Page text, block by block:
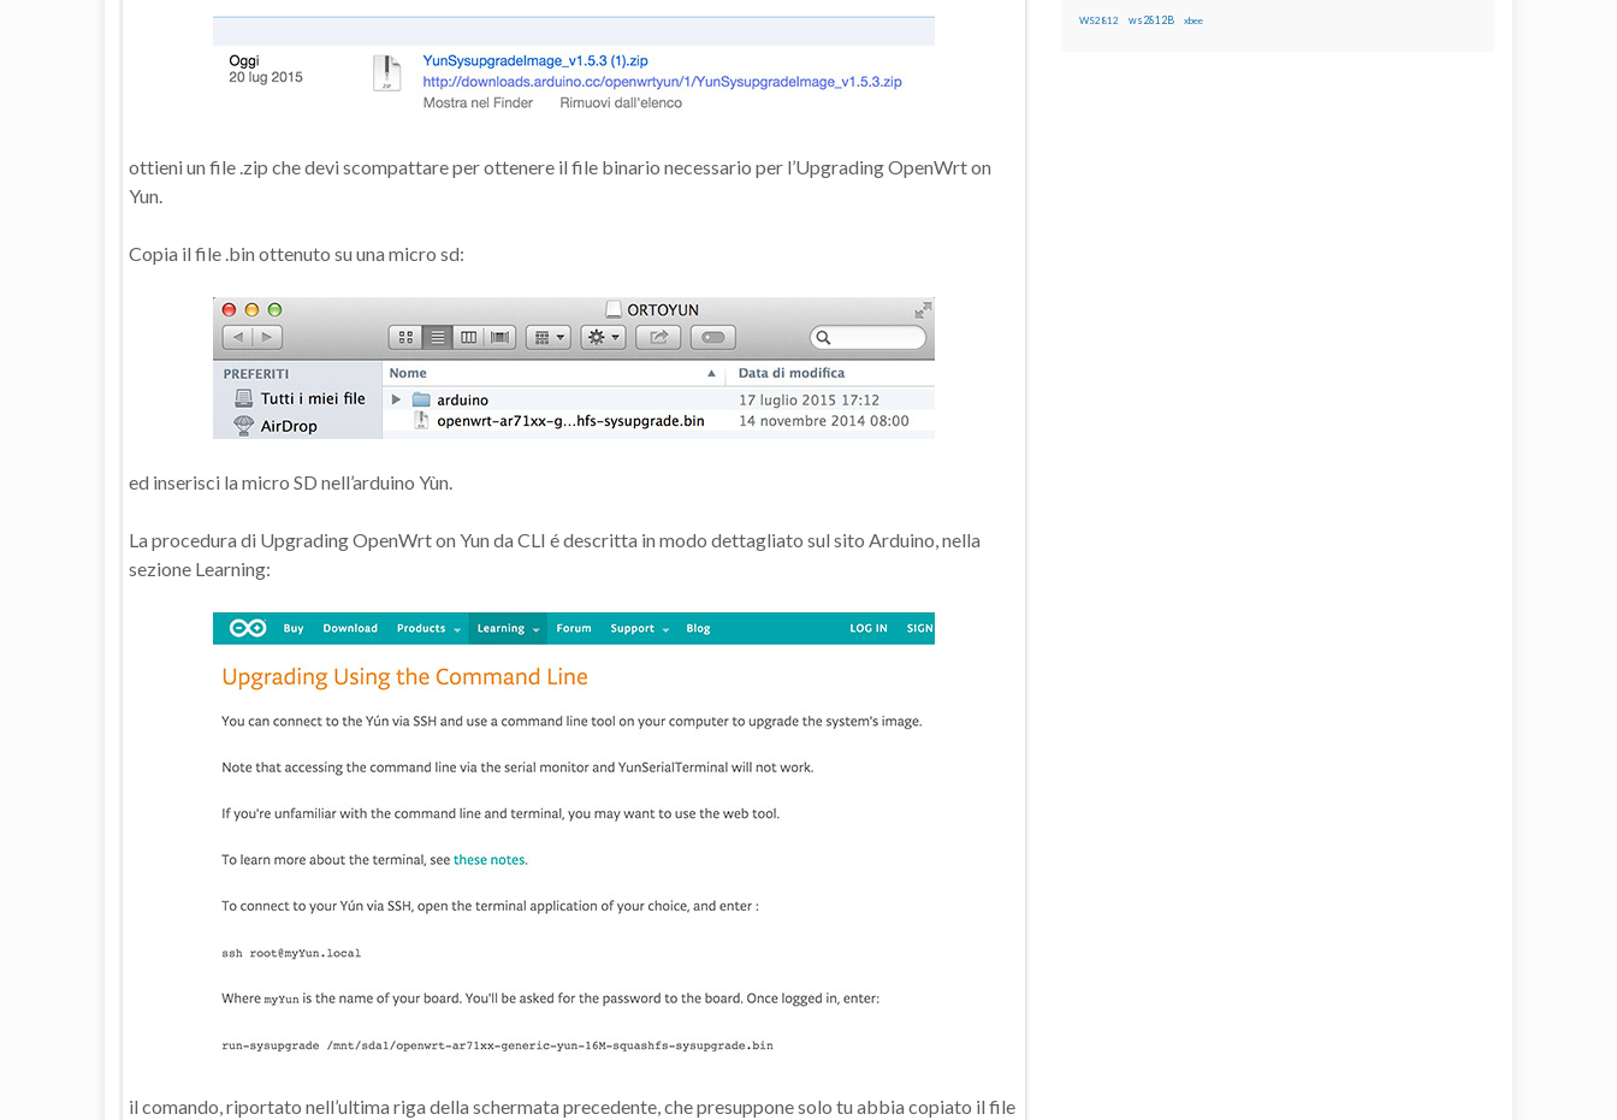
ottieni un file .zip che devi scompattare per ottenere il file binario necessario per l’Upgrading OpenWrt on
Yun.
Copia il file .bin ottenuto su una micro sd:
ed inserisci la micro SD nell’arduino Yùn.
La procedura di Upgrading OpenWrt on Yun da CLI é descritta in modo dettagliato sul sito Arduino, nella
sezione Learning:
il comando, riportato nell’ultima riga della schermata precedente, che presuppone solo tu abbia copiato il file
WS2812 ws2812B xbee